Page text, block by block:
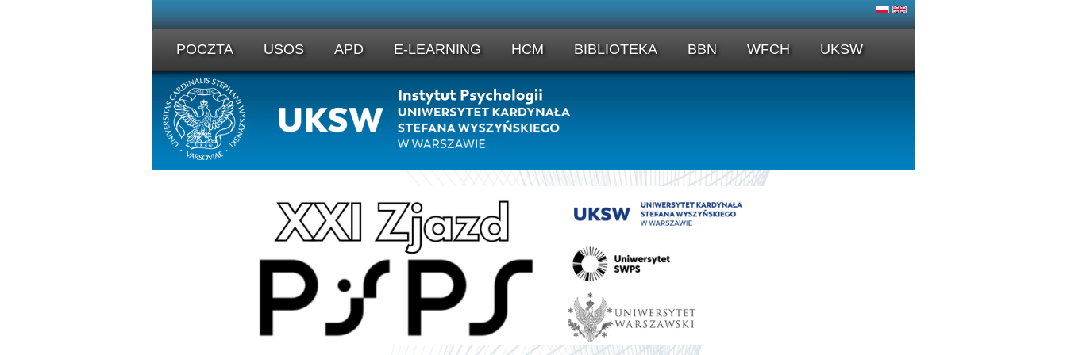
POCZTA USOS APD E-LEARNING HCM BIBLIOTEKA BBN WFCH UKSW